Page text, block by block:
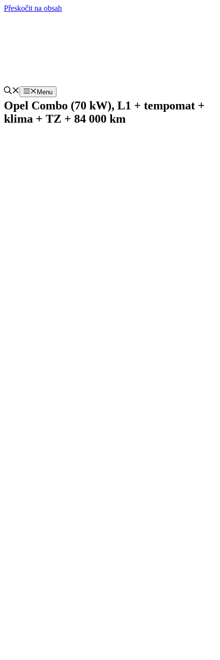
Přeskočit na obsah
Menu
Opel Combo (70 kW), L1 + tempomat +
klima + TZ + 84 000 km